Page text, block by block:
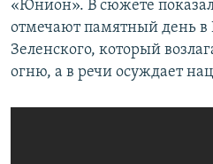
«Юнион». В сюжете
отмечают памятный день в
Зеленского, который
огню, а в речи осуждает